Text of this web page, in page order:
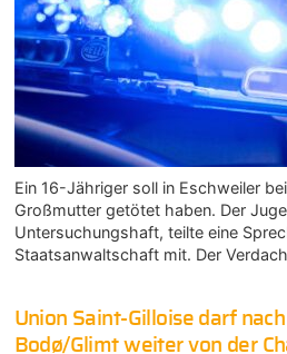
Ein 16-Jähriger soll in Eschweiler
Großmutter getötet haben. Der
Untersuchungshaft, teilte eine
Staatsanwaltschaft mit. Der
Union Saint-Gilloise darf
Bodø/Glimt weiter von der